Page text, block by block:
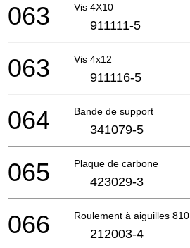
Vis 4X10
063 911111-5
Vis 4x12
063 911116-5
Bande de support
064 341079-5
Plaque de carbone
065 423029-3
Roulement à aiguilles 810
066 212003-4